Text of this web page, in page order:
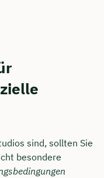
sind, sollten Sie
besondere